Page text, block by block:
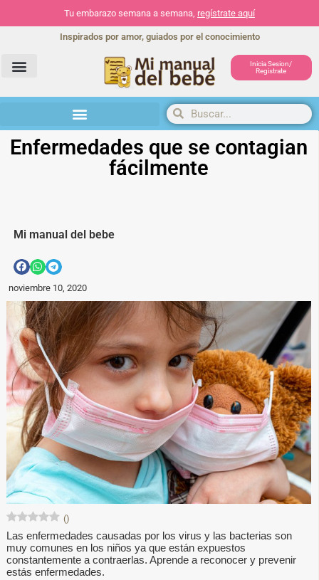
Tu embarazo semana a semana, regístrate aquí
Inspirados por amor, guiados por el conocimiento
Inicia Sesion/
Registrate
Enfermedades que se contagian
fácilmente
Mi manual del bebe
noviembre 10, 2020
()
Las enfermedades causadas por los virus y las bacterias son
muy comunes en los niños ya que están expuestos
constantemente a contraerlas. Aprende a reconocer y prevenir
estás enfermedades.